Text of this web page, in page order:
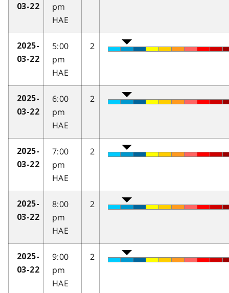
03-22
pm
HAE
2025-
03-22
5:00
pm
HAE
2
2025-
03-22
6:00
pm
HAE
2
2025-
03-22
7:00
pm
HAE
2
2025-
03-22
8:00
pm
HAE
2
2025-
03-22
9:00
pm
HAE
2